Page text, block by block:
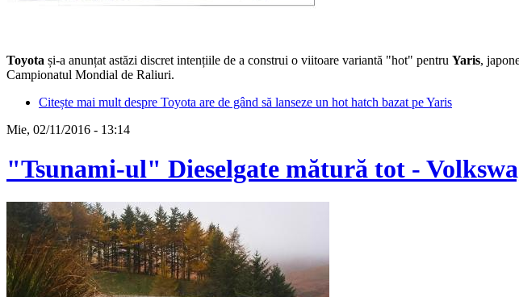
Toyota și-a anunțat astăzi discret intențiile de a construi o viitoare variantă "hot" pentru Yaris,
Campionatul Mondial de Raliuri.
Citește mai mult despre Toyota are de gând să lanseze un hot hatch bazat pe Yaris
Mie, 02/11/2016 - 13:14
"Tsunami-ul" Dieselgate mătură tot -